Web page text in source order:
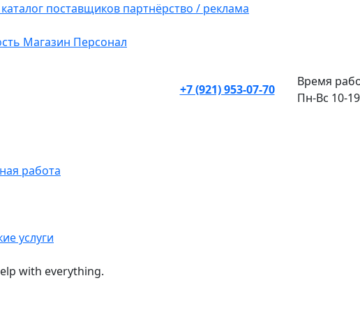
каталог поставщиков партнёрство / реклама
Магазин Персонал
+7 (921) 953-07-70
Время
Пн-Вс 10-19
работа
услуги
with everything.